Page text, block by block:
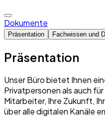
Dokumente
Präsentation Fachwissen und
Präsentation
Unser Büro bietet Ihnen
Privatpersonen als auch
Mitarbeiter, Ihre Zukunft,
über alle digitalen Kanäle